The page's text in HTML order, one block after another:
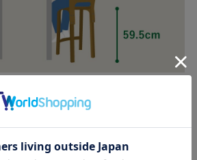
それに最適な高さです。